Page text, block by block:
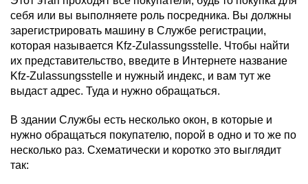
себя или вы выполняете роль посредника. Вы должны
зарегистрировать машину в Службе регистрации,
которая называется Kfz-Zulassungsstelle. Чтобы найти
их представительство, введите в Интернете название
Kfz-Zulassungsstelle и нужный индекс, и вам тут же
выдаст адрес. Туда и нужно обращаться.
В здании Службы есть несколько окон, в которые и
нужно обращаться покупателю, порой в одно и то же по
несколько раз. Схематически и коротко это выглядит
так: